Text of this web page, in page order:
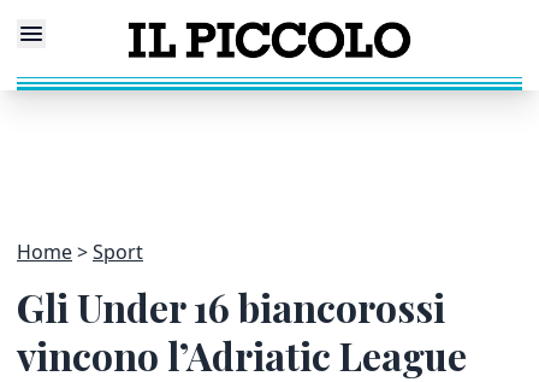
Home Sport
Gli Under 16 biancorossi
vincono l’Adriatic League